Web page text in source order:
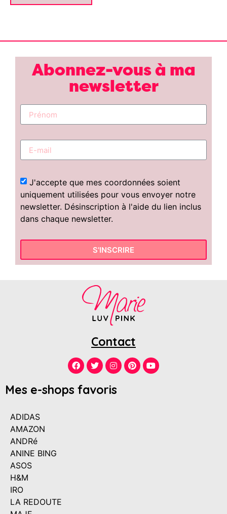
Abonnez-vous à ma
newsletter
J'accepte que mes coordonnées soient
uniquement utilisées pour vous envoyer notre
newsletter. Désinscription à l'aide du lien inclus
dans chaque newsletter.
S'INSCRIRE
Contact
Mes e-shops favoris
ADIDAS
AMAZON
ANDRé
ANINE BING
ASOS
H&M
IRO
LA REDOUTE